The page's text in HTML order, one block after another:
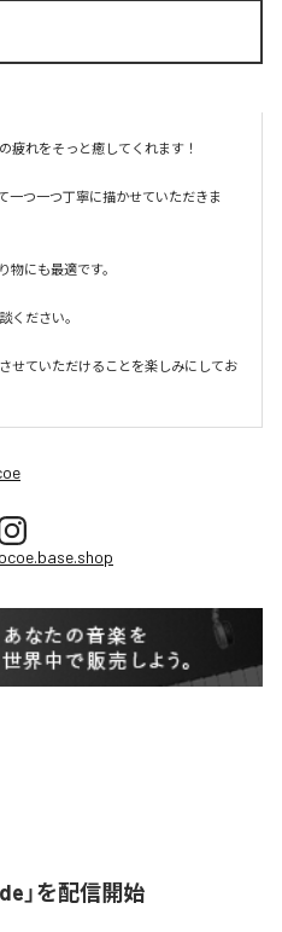
疲れをそっと癒してくれます！
一つ一つ丁寧に描かせていただきま
物にも最適です。
ください。
せていただけることを楽しみにしてお
」を配信開始